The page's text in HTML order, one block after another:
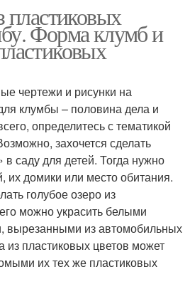
пластиковых
Форма клумб и
чертежи и рисунки на
клумбы – половина дела и
определитесь с тематикой
захочется сделать
саду для детей. Тогда нужно
их домики или место обитания.
голубое озеро из
можно украсить белыми
вырезанными из автомобильных
пластиковых цветов может
их тех же пластиковых